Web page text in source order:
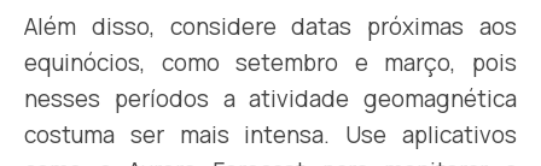
Além disso, considere datas próximas aos
equinócios, como setembro e março, pois
nesses períodos a atividade geomagnética
costuma ser mais intensa. Use aplicativos